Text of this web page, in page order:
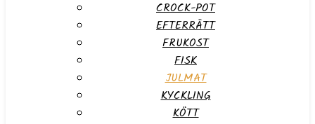
CROCK-POT
EFTERRÄTT
FRUKOST
FISK
JULMAT
KYCKLING
KÖTT